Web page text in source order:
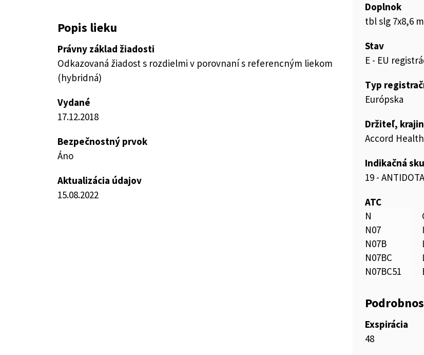
Popis lieku
Právny základ žiadosti
Odkazovaná žiadost s rozdielmi v porovnaní s referencným liekom
(hybridná)
Vydané
17.12.2018
Bezpečnostný prvok
Áno
Aktualizácia údajov
15.08.2022
Doplnok
tbl slg 7x8,6
Stav
E - EU
Typ
Európska
Držiteľ,
Accord
Indikačná
19 -
ATC
N
N07
N07B
N07BC
N07BC51
Exspirácia
48